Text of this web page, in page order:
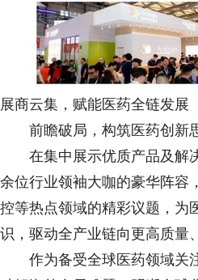
展商云集，赋能医药全链发展
前瞻破局，构筑医药创新
在集中展示优质产品及解
余位行业领袖大咖的豪华阵容
控等热点领域的精彩议题，为
识，驱动全产业链向更高质量
作为备受全球医药领域关